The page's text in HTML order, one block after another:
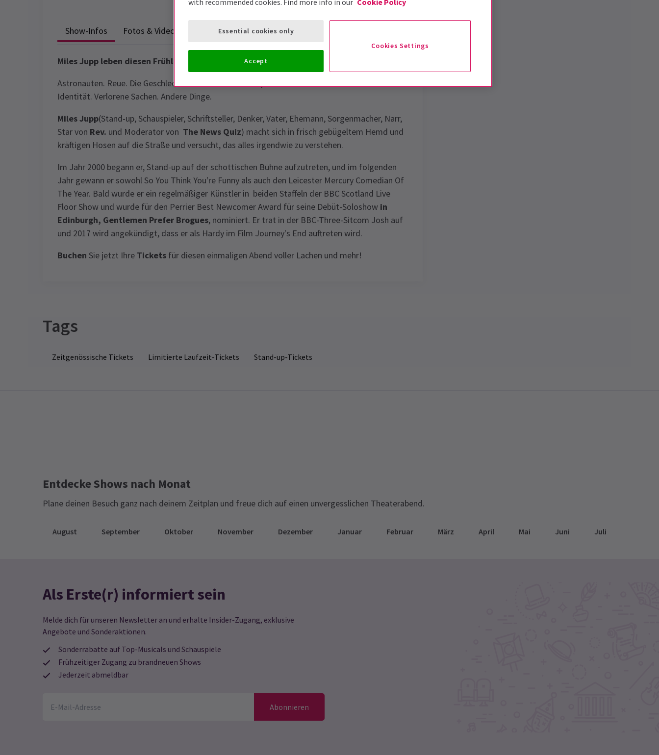
Show-Infos Fotos & Videos
Miles Jupp leben diesen Frühling London Palladium
Astronauten. Reue. Die Geschlechter. Soziale Medien. Hipster. Wut. Medizin. Manieren.
Identität. Verlorene Sachen. Andere Dinge.
Miles Jupp(Stand-up, Schauspieler, Schriftsteller, Denker, Vater, Ehemann, Sorgenmacher, Narr,
Star von Rev. und Moderator von The News Quiz) macht sich in frisch gebügeltem Hemd und
kräftigen Hosen auf die Straße und versucht, das alles irgendwie zu verstehen.
Im Jahr 2000 begann er, Stand-up auf der schottischen Bühne aufzutreten, und im folgenden
Jahr gewann er sowohl So You Think You're Funny als auch den Leicester Mercury Comedian Of
The Year. Bald wurde er ein regelmäßiger Künstler in beiden Staffeln der BBC Scotland Live
Floor Show und wurde für den Perrier Best Newcomer Award für seine Debüt-Soloshow in
Edinburgh, Gentlemen Prefer Brogues, nominiert. Er trat in der BBC-Three-Sitcom Josh auf
und 2017 wird angekündigt, dass er als Hardy im Film Journey's End auftreten wird.
Buchen Sie jetzt Ihre Tickets für diesen einmaligen Abend voller Lachen und mehr!
Tags
Zeitgenössische Tickets Limitierte Laufzeit-Tickets Stand-up-Tickets
Entdecke Shows nach Monat
Plane deinen Besuch ganz nach deinem Zeitplan und freue dich auf einen unvergesslichen Theaterabend.
August September Oktober November Dezember Januar Februar März April Mai Juni Juli
Als Erste(r) informiert sein
Melde dich für unseren Newsletter an und erhalte Insider-Zugang, exklusive
Angebote und Sonderaktionen.
Sonderrabatte auf Top-Musicals und Schauspiele
Frühzeitiger Zugang zu brandneuen Shows
Jederzeit abmeldbar
Abonnieren
Cookies Settings
Essential cookies only
Accept